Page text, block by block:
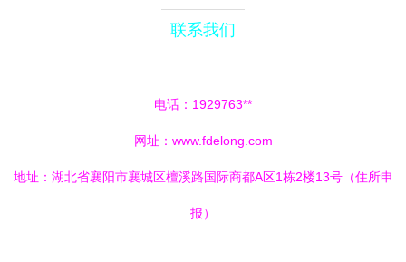
联系我们
电话：1929763**
网址： www.fdelong.com
地址：湖北省襄阳市襄城区檀溪路国际商都A区1栋2楼13号（住所申
报）